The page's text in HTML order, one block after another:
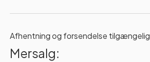
Afhentning og forsendelse tilgængelig
Mersalg: